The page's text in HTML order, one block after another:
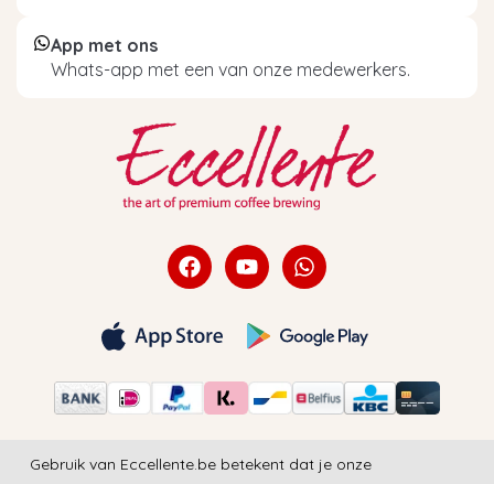
App met ons
Whats-app met een van onze medewerkers.
Gebruik van Eccellente.be betekent dat je onze